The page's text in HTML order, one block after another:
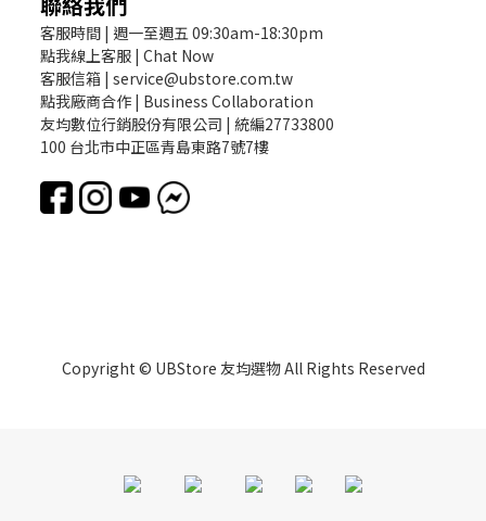
客服時間 | 週一至週五 09:30am-18:30pm
點我線上客服 | Chat Now
客服信箱 | service@ubstore.com.tw
點我廠商合作 | Business Collaboration
友均數位行銷股份有限公司 | 統編27733800
100 台北市中正區青島東路7號7樓
Copyright © UBStore 友均選物 All Rights Reserved